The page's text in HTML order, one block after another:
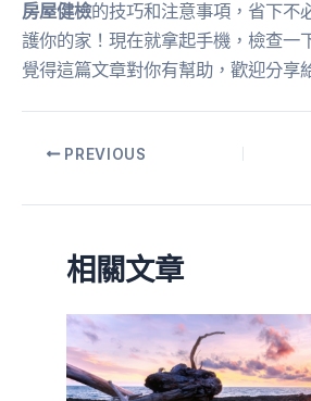
房屋健檢的技巧和注意事項，省下不
護你的家！現在就拿起手機，檢查一
覺得這篇文章對你有幫助，歡迎分享
PREVIOUS
相關文章